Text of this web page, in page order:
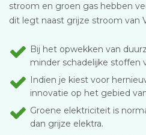
stroom en groen gas hebben
dit legt naast grijze stroom van
Bij het opwekken van
minder schadelijke stoffen
Indien je kiest voor
innovatie op het gebied
Groene elektriciteit is
dan grijze elektra.